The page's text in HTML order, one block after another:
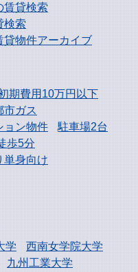
賃貸検索
検索
貸物件アーカイブ
期費用10万円以下
市ガス
ョン物件
駐車場2台
歩5分
単身向け
学
西南女学院大学
九州工業大学